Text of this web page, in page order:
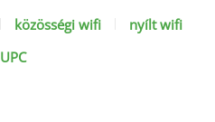
közösségi wifi
nyílt wifi
UPC